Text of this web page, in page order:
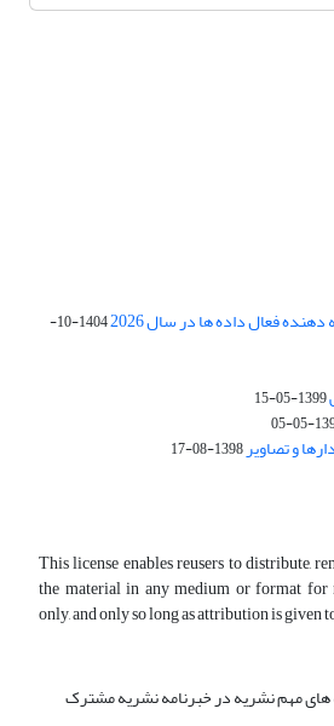
فعال داده ها در سال 2026
1404-10-
1399-05-15
و تصاویر1398-08-17
This license enables reusers to distribute,
the material in any medium or format for
only, and only so long as attribution is given
های مهم نشریه در خبرنامه نشریه مشترک